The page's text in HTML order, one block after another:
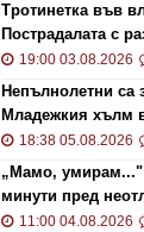
Тротинетка във
Пострадалата с
19:00 03.08.2026
Непълнолетни са
Младежкия хълм
хомофобски
18:38 05.08.2026
„Мамо,
минути пред
11:00 04.08.2026